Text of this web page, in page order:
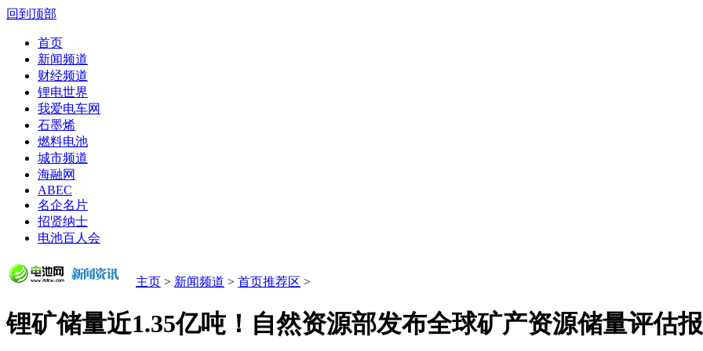
回到顶部
首页
新闻频道
财经频道
锂电世界
我爱电车网
石墨烯
燃料电池
城市频道
海融网
ABEC
名企名片
招贤纳士
电池百人会
主页 > 新闻频道 > 首页推荐区 >
锂矿储量近1.35亿吨！自然资源部发布全球矿产资源储量评估